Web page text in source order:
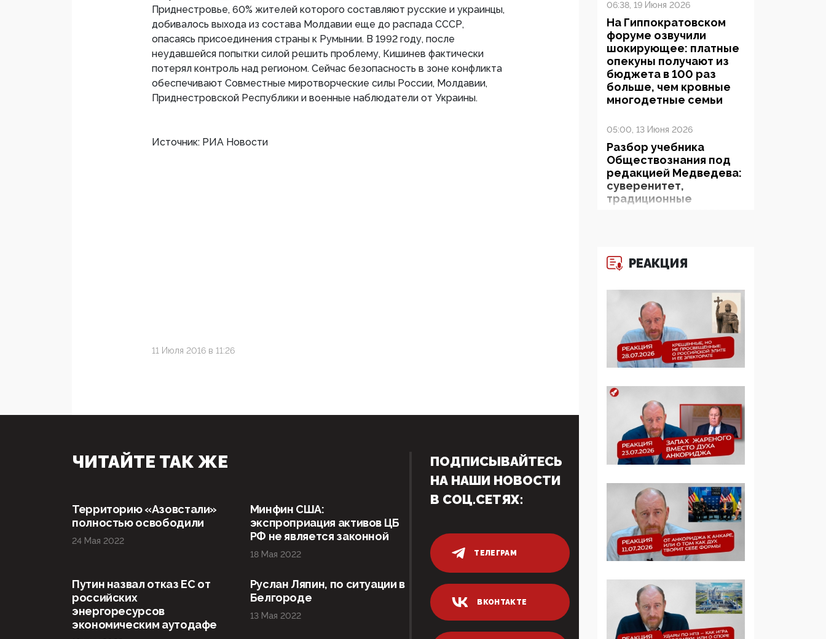
Приднестровье, 60% жителей которого составляют русские и украинцы,
добивалось выхода из состава Молдавии еще до распада СССР,
опасаясь присоединения страны к Румынии. В 1992 году, после
неудавшейся попытки силой решить проблему, Кишинев фактически
потерял контроль над регионом. Сейчас безопасность в зоне конфликта
обеспечивают Совместные миротворческие силы России, Молдавии,
Приднестровской Республики и военные наблюдатели от Украины.
Источник: РИА Новости
11 Июля 2016 в 11:26
06:38, 19 Июня 2026
На Гиппократовском
форуме озвучили
шокирующее: платные
опекуны получают из
бюджета в 100 раз
больше, чем кровные
многодетные семьи
05:00, 13 Июня 2026
Разбор учебника
Обществознания под
редакцией Медведева:
суверенитет,
традиционные
11:53, 09 Июня 2026
Прокуратура наконец
деятельность ИИТО
ЮНЕСКО в России, но
цифроглобалисты
продолжают
определять повестку в
09:43, 01 Июня 2026
5G за счет здоровья
граждан: Минцифры
намерено отобрать у
регионов и
защищать жилые дома
и социальные объекты
от ЭМИ
05:58, 26 Мая 2026
Роскомнадзор
деструктивным и
опасным контентом
07:39, 25 Мая 2026
РЕАКЦИЯ
ЧИТАЙТЕ ТАК ЖЕ
Территорию «Азовстали»
полностью освободили
24 Мая 2022
Минфин США:
экспроприация активов ЦБ
РФ не является законной
18 Мая 2022
Путин назвал отказ ЕС от
российских
энергоресурсов
экономическим аутодафе
Руслан Ляпин, по ситуации в
Белгороде
13 Мая 2022
ПОДПИСЫВАЙТЕСЬ
НА НАШИ НОВОСТИ
В СОЦ.СЕТЯХ:
ТЕЛЕГРАМ
ВКОНТАКТЕ